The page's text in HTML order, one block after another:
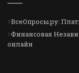
ВсеОпросы.ру:
Финансовая
онлайн